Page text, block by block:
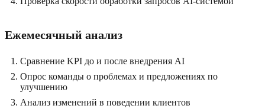
Ежемесячный анализ
Сравнение KPI до и после внедрения AI
Опрос команды о проблемах и предложениях по
улучшению
Анализ изменений в поведении клиентов